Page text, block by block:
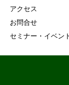
アクセス
お問合せ
セミナー・イベン